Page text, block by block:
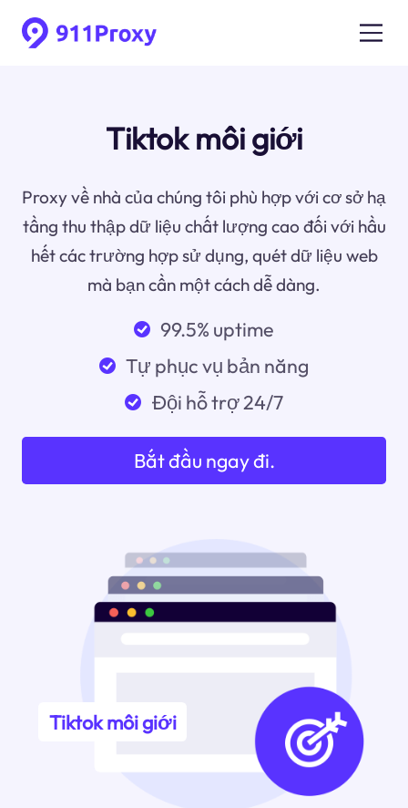
Tiktok môi giới
Proxy về nhà của chúng tôi phù hợp với cơ sở hạ
tầng thu thập dữ liệu chất lượng cao đối với hầu
hết các trường hợp sử dụng, quét dữ liệu web
mà bạn cần một cách dễ dàng.
99.5% uptime
Tự phục vụ bản năng
Đội hỗ trợ 24/7
Bắt đầu ngay đi.
Tiktok môi giới